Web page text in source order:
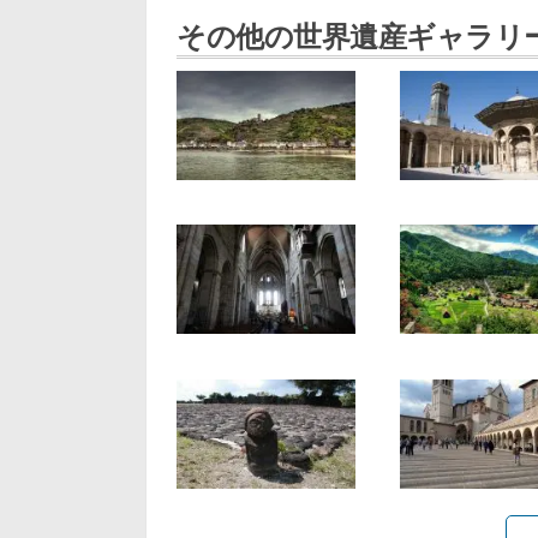
その他の世界遺産ギャラリ